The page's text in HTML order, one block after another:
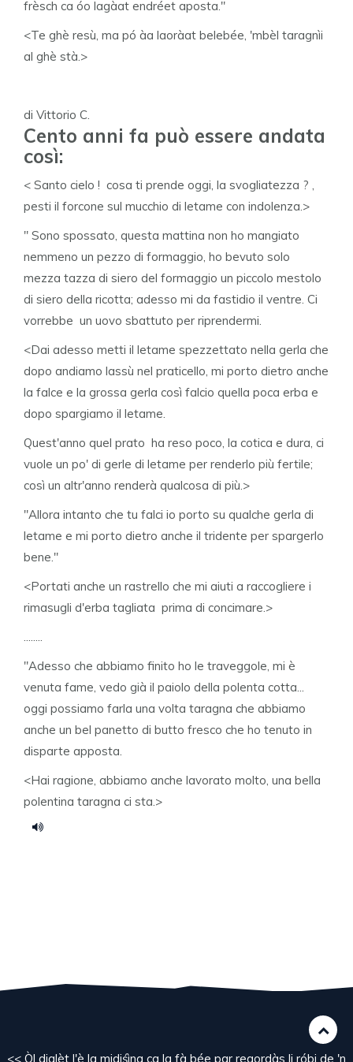
frèsch ca óo lagàat endréet aposta."
<Te ghè resù, ma pó àa laoràat belebée, 'mbèl taragnìi
al ghè stà.>
di Vittorio C.
Cento anni fa può essere andata
così:
< Santo cielo ! cosa ti prende oggi, la svogliatezza ? ,
pesti il forcone sul mucchio di letame con indolenza.>
" Sono spossato, questa mattina non ho mangiato
nemmeno un pezzo di formaggio, ho bevuto solo
mezza tazza di siero del formaggio un piccolo mestolo
di siero della ricotta; adesso mi da fastidio il ventre. Ci
vorrebbe un uovo sbattuto per riprendermi.
<Dai adesso metti il letame spezzettato nella gerla che
dopo andiamo lassù nel praticello, mi porto dietro anche
la falce e la grossa gerla così falcio quella poca erba e
dopo spargiamo il letame.
Quest'anno quel prato ha reso poco, la cotica e dura, ci
vuole un po' di gerle di letame per renderlo più fertile;
così un altr'anno renderà qualcosa di più.>
"Allora intanto che tu falci io porto su qualche gerla di
letame e mi porto dietro anche il tridente per spargerlo
bene."
<Portati anche un rastrello che mi aiuti a raccogliere i
rimasugli d'erba tagliata prima di concimare.>
........
"Adesso che abbiamo finito ho le traveggole, mi è
venuta fame, vedo già il paiolo della polenta cotta...
oggi possiamo farla una volta taragna che abbiamo
anche un bel panetto di butto fresco che ho tenuto in
disparte apposta.
<Hai ragione, abbiamo anche lavorato molto, una bella
polentina taragna ci sta.>
<< Òl dialèt l'è la midiśìna ca la fà bée par regordàs li róbi de 'n